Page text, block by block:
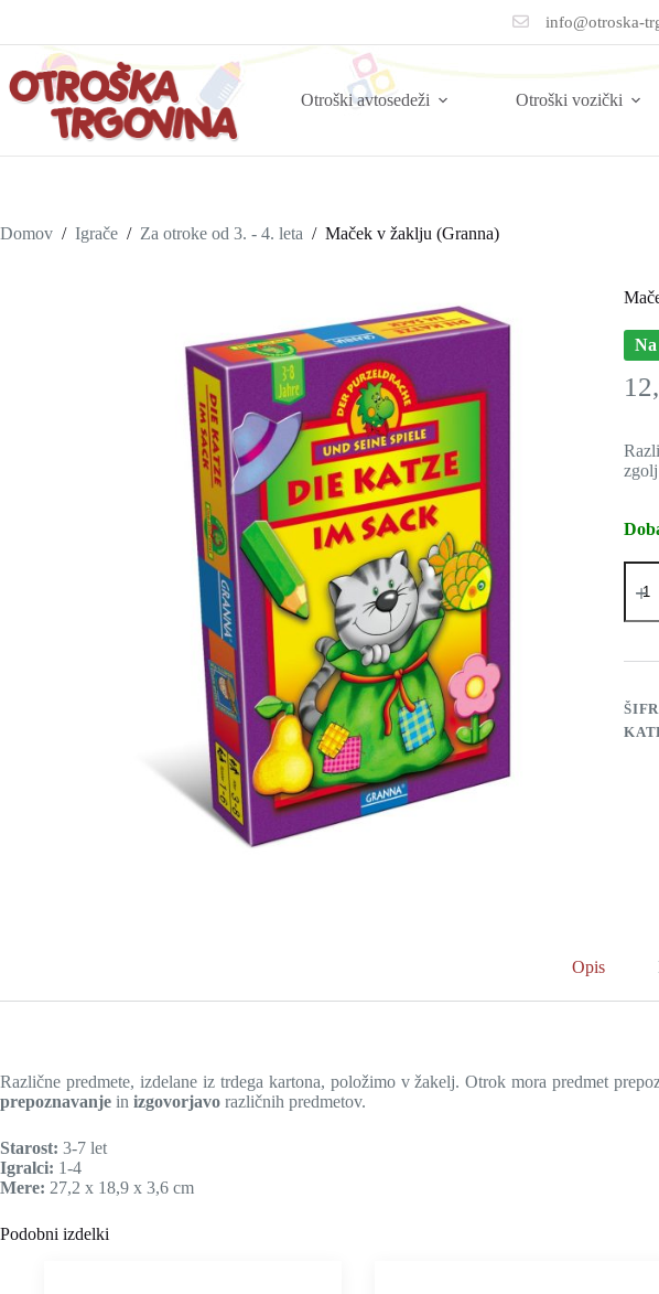
info@otroska-
Otroški avtosedeži Otroški vozički
Domov / Igrače / Za otroke od 3. - 4. leta / Maček v žaklju (Granna)
Opis
Različne predmete, izdelane iz trdega kartona, položimo v žakelj. Otrok mora predmet
prepoznavanje in izgovorjavo različnih predmetov.
Starost: 3-7 let
Igralci: 1-4
Mere: 27,2 x 18,9 x 3,6 cm
Podobni izdelki